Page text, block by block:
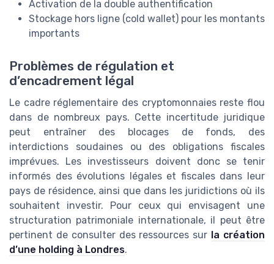
Activation de la double authentification
Stockage hors ligne (cold wallet) pour les montants
importants
Problèmes de régulation et
d’encadrement légal
Le cadre réglementaire des cryptomonnaies reste flou
dans de nombreux pays. Cette incertitude juridique
peut entraîner des blocages de fonds, des
interdictions soudaines ou des obligations fiscales
imprévues. Les investisseurs doivent donc se tenir
informés des évolutions légales et fiscales dans leur
pays de résidence, ainsi que dans les juridictions où ils
souhaitent investir. Pour ceux qui envisagent une
structuration patrimoniale internationale, il peut être
pertinent de consulter des ressources sur la création
d’une holding à Londres.